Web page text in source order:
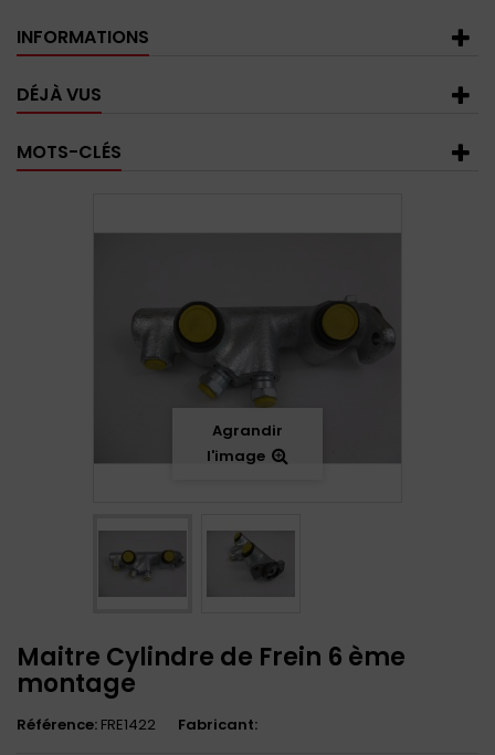
INFORMATIONS
DÉJÀ VUS
MOTS-CLÉS
Agrandir
l'image
Maitre Cylindre de Frein 6 ème
montage
Référence: FRE1422 Fabricant: